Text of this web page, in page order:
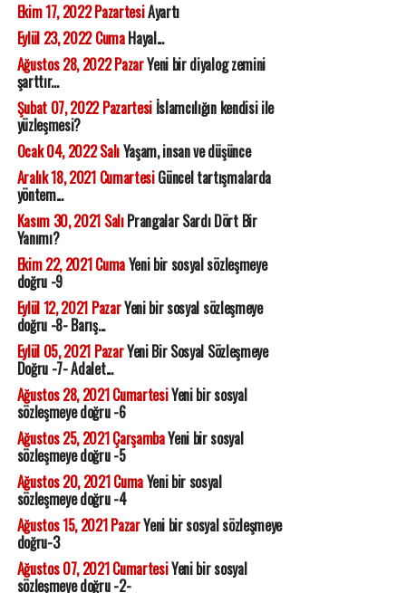
Ekim 17, 2022 PazartesiAyartı
Eylül 23, 2022 CumaHayal...
Ağustos 28, 2022 PazarYeni bir diyalog zemini
şarttır...
Şubat 07, 2022 Pazartesiİslamcılığın kendisi ile
yüzleşmesi?
Ocak 04, 2022 SalıYaşam, insan ve düşünce
Aralık 18, 2021 CumartesiGüncel tartışmalarda
yöntem...
Kasım 30, 2021 SalıPrangalar Sardı Dört Bir
Yanımı?
Ekim 22, 2021 CumaYeni bir sosyal sözleşmeye
doğru -9
Eylül 12, 2021 PazarYeni bir sosyal sözleşmeye
doğru -8- Barış...
Eylül 05, 2021 PazarYeni Bir Sosyal Sözleşmeye
Doğru -7- Adalet...
Ağustos 28, 2021 CumartesiYeni bir sosyal
sözleşmeye doğru -6
Ağustos 25, 2021 ÇarşambaYeni bir sosyal
sözleşmeye doğru -5
Ağustos 20, 2021 CumaYeni bir sosyal
sözleşmeye doğru -4
Ağustos 15, 2021 PazarYeni bir sosyal sözleşmeye
doğru-3
Ağustos 07, 2021 CumartesiYeni bir sosyal
sözleşmeye doğru -2-